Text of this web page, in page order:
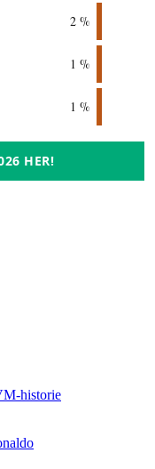
2 %
1 %
1 %
HER!
historie